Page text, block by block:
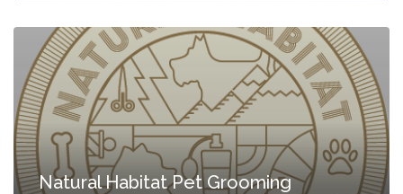
Natural Habitat Pet Grooming